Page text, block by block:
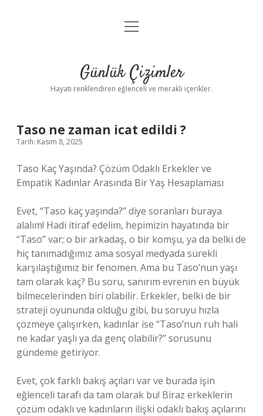
Anasayfa
Yasal Uyarı
menüyü
Günlük Çizimler
Hayatı renklendiren eğlenceli ve meraklı içerikler.
Taso ne zaman icat edildi ?
Tarih: Kasım 8, 2025
Taso Kaç Yaşında? Çözüm Odaklı Erkekler ve
Empatik Kadınlar Arasında Bir Yaş Hesaplaması
Evet, “Taso kaç yaşında?” diye soranları buraya
alalım! Hadi itiraf edelim, hepimizin hayatında bir
“Taso” var; o bir arkadaş, o bir komşu, ya da belki de
hiç tanımadığımız ama sosyal medyada sürekli
karşılaştığımız bir fenomen. Ama bu Taso’nun yaşı
tam olarak kaç? Bu soru, sanırım evrenin en büyük
bilmecelerinden biri olabilir. Erkekler, belki de bir
strateji oyununda olduğu gibi, bu soruyu hızla
çözmeye çalışırken, kadınlar ise “Taso’nun ruh hali
ne kadar yaşlı ya da genç olabilir?” sorusunu
gündeme getiriyor.
Evet, çok farklı bakış açıları var ve burada işin
eğlenceli tarafı da tam olarak bu! Biraz erkeklerin
çözüm odaklı ve kadınların ilişki odaklı bakış açılarını